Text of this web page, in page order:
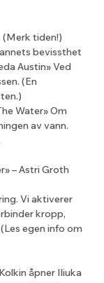
(Merk tiden!)
bevissthet
Austin» Ved
(En
Water» Om
av vann.
– Astri Groth
Vi aktiverer
kropp,
egen info om
åpner Iliuka